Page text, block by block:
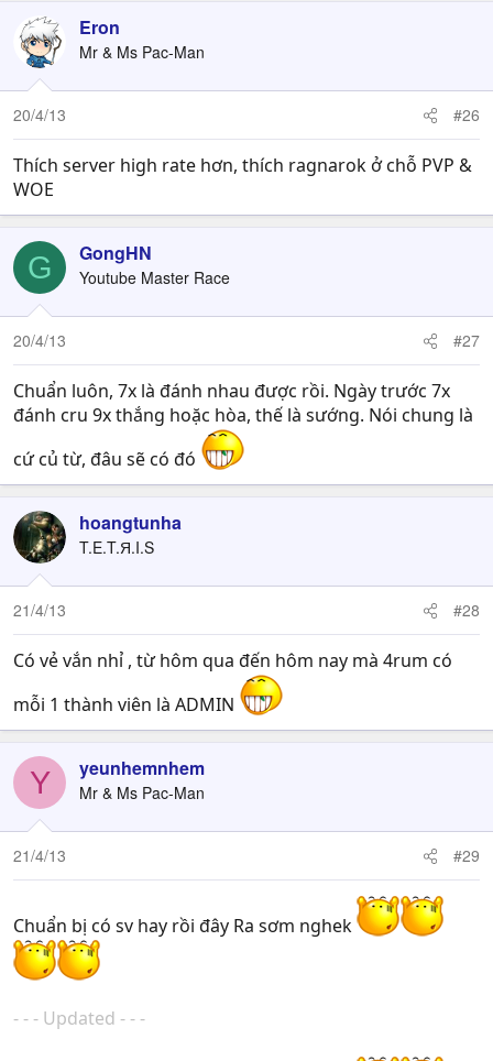
Eron
Mr & Ms Pac-Man
20/4/13 #26
Thích server high rate hơn, thích ragnarok ở chỗ PVP &
WOE
G GongHN
Youtube Master Race
20/4/13 #27
Chuẩn luôn, 7x là đánh nhau được rồi. Ngày trước 7x
đánh cru 9x thắng hoặc hòa, thế là sướng. Nói chung là
cứ củ từ, đâu sẽ có đó
hoangtunha
T.E.T.Я.I.S
21/4/13 #28
Có vẻ vắn nhỉ , từ hôm qua đến hôm nay mà 4rum có
mỗi 1 thành viên là ADMIN
Y yeunhemnhem
Mr & Ms Pac-Man
21/4/13 #29
Chuẩn bị có sv hay rồi đây Ra sơm nghek
- - - Updated - - -